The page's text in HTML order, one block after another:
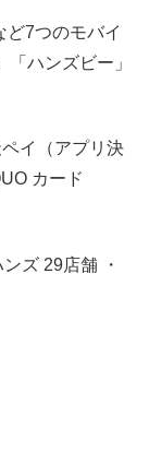
7つのモバイ
ハンズビー」
イ（アプリ決
カード
ズ 29店舗 ・